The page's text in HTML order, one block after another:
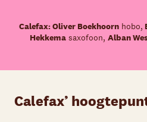
Calefax: Oliver Boekhoornhobo,
Hekkemasaxofoon, Alban
Calefax’